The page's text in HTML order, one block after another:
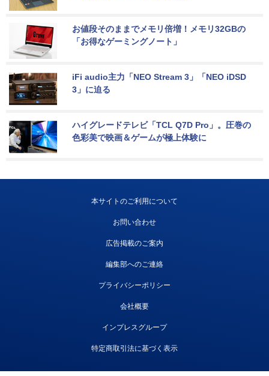
お値段そのままでメモリ倍増！メモリ32GBの
「お得なゲーミングノート」
iFi audio主力「NEO Stream 3」「NEO iDSD
3」に迫る
ハイグレードテレビ「TCL Q7D Pro」。圧巻の
色彩美で映画＆ゲームが極上体験に
本サイトのご利用について
お問い合わせ
広告掲載のご案内
編集部へのご連絡
プライバシーポリシー
会社概要
インプレスグループ
特定商取引法に基づく表示